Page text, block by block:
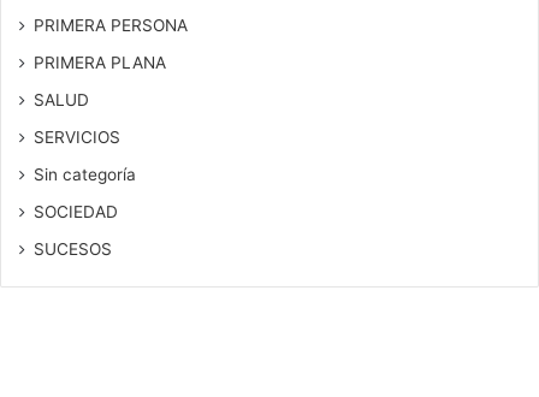
PRIMERA PERSONA
PRIMERA PLANA
SALUD
SERVICIOS
Sin categoría
SOCIEDAD
SUCESOS